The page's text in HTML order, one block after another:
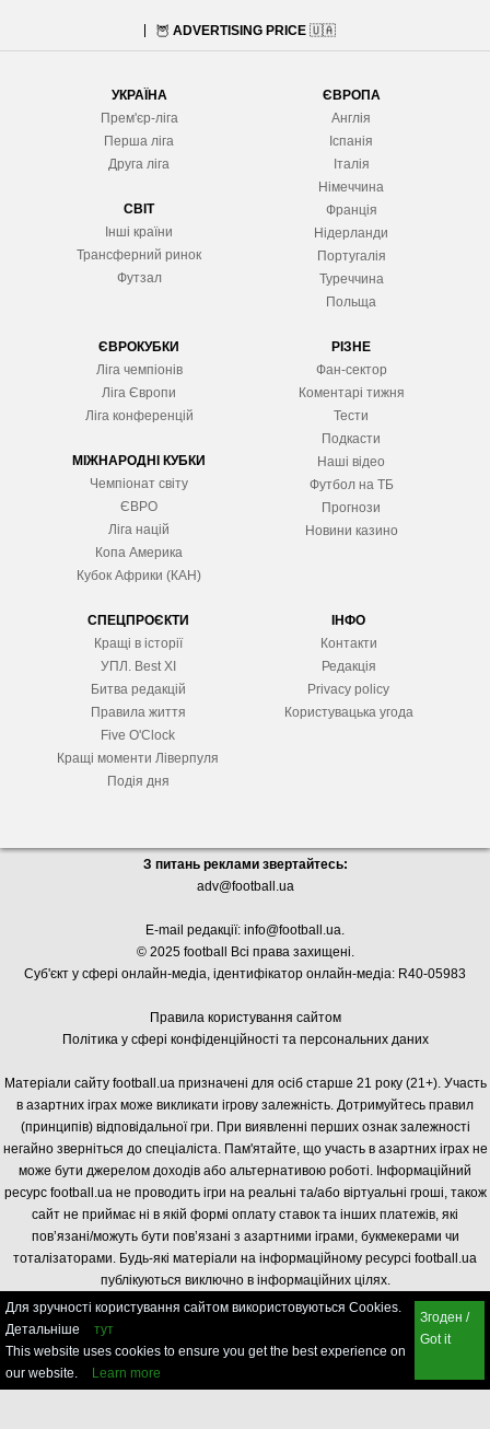
🦉 ADVERTISING PRICE 🇺🇦
УКРАЇНА
Прем'єр-ліга
Перша ліга
Друга ліга
СВІТ
Інші країни
Трансферний ринок
Футзал
ЄВРОПА
Англія
Іспанія
Італія
Німеччина
Франція
Нідерланди
Португалія
Туреччина
Польща
ЄВРОКУБКИ
Ліга чемпіонів
Ліга Європи
Ліга конференцій
МІЖНАРОДНІ КУБКИ
Чемпіонат світу
ЄВРО
Ліга націй
Копа Америка
Кубок Африки (КАН)
РІЗНЕ
Фан-сектор
Коментарі тижня
Тести
Подкасти
Наші відео
Футбол на ТБ
Прогнози
Новини казино
СПЕЦПРОЄКТИ
Кращі в історії
УПЛ. Best XІ
Битва редакцій
Правила життя
Five O'Clock
Кращі моменти Ліверпуля
Подія дня
ІНФО
Контакти
Редакція
Privacy policy
Користувацька угода
З питань реклами звертайтесь:
adv@football.ua
E-mail редакції: info@football.ua.
© 2025 football Всі права захищені.
Суб'єкт у сфері онлайн-медіа, ідентифікатор онлайн-медіа: R40-05983
Правила користування сайтом
Політика у сфері конфіденційності та персональних даних
Матеріали сайту football.ua призначені для осіб старше 21 року (21+). Участь
в азартних іграх може викликати ігрову залежність. Дотримуйтесь правил
(принципів) відповідальної гри. При виявленні перших ознак залежності
негайно зверніться до спеціаліста. Пам'ятайте, що участь в азартних іграх не
може бути джерелом доходів або альтернативою роботі. Інформаційний
ресурс football.ua не проводить ігри на реальні та/або віртуальні гроші, також
сайт не приймає ні в якій формі оплату ставок та інших платежів, які
пов’язані/можуть бути пов’язані з азартними іграми, букмекерами чи
тоталізаторами. Будь-які матеріали на інформаційному ресурсі football.ua
публікуються виключно в інформаційних цілях.
Для зручності користування сайтом використовуються Cookies.
Детальніше
тут
This website uses cookies to ensure you get the best experience on
our website.
Learn more
Згоден /
Got it